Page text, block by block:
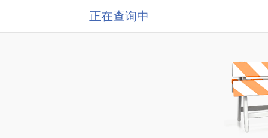
正在查询中